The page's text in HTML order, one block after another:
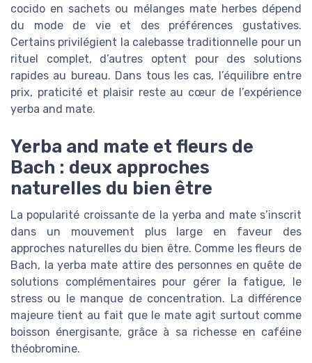
cocido en sachets ou mélanges mate herbes dépend
du mode de vie et des préférences gustatives.
Certains privilégient la calebasse traditionnelle pour un
rituel complet, d’autres optent pour des solutions
rapides au bureau. Dans tous les cas, l’équilibre entre
prix, praticité et plaisir reste au cœur de l’expérience
yerba and mate.
Yerba and mate et fleurs de
Bach : deux approches
naturelles du bien être
La popularité croissante de la yerba and mate s’inscrit
dans un mouvement plus large en faveur des
approches naturelles du bien être. Comme les fleurs de
Bach, la yerba mate attire des personnes en quête de
solutions complémentaires pour gérer la fatigue, le
stress ou le manque de concentration. La différence
majeure tient au fait que le mate agit surtout comme
boisson énergisante, grâce à sa richesse en caféine
théobromine.